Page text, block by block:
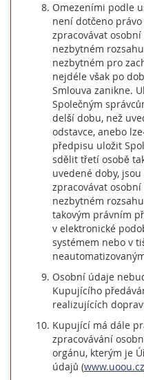
Omezeními podle
není dotčeno
zpracovávat
nezbytném
nezbytném pro
nejdéle však po
Smlouva zanikne.
Společným
delší dobu, než
odstavce, anebo
předpisu uložit
sdělit třetí osobě
uvedené doby,
zpracovávat
nezbytném
takovým právním
v elektronické
systémem nebo v
Osobní údaje
Kupujícího
realizujících
Kupující má dále
zpracovávání
orgánu, kterým je
údajů (www.uoou.cz